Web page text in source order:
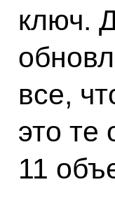
ключ.
все,
это те
11